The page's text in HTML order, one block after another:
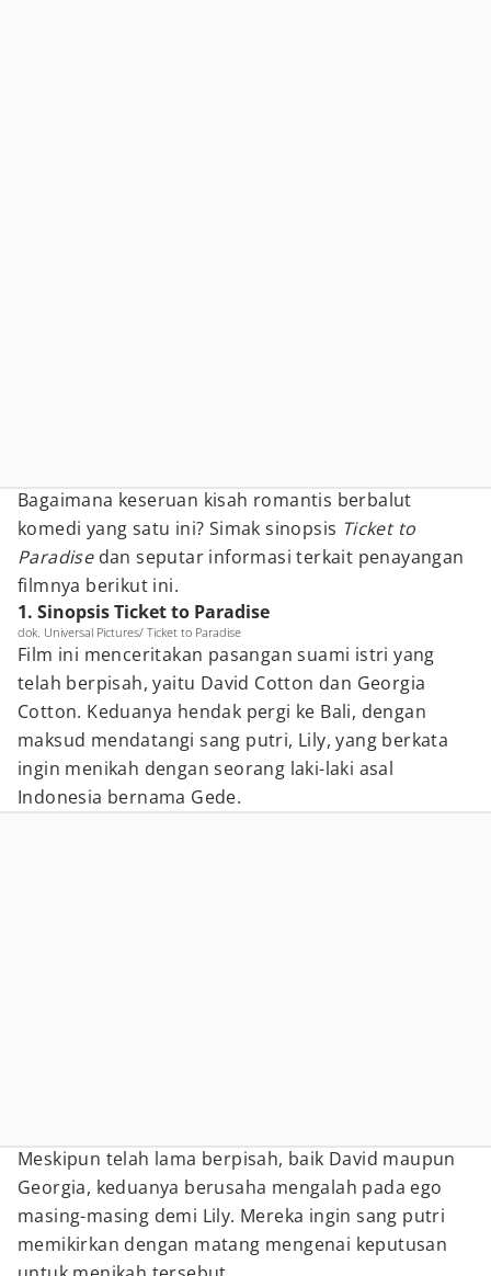
Bagaimana keseruan kisah romantis berbalut
komedi yang satu ini? Simak sinopsis Ticket to
Paradise dan seputar informasi terkait penayangan
filmnya berikut ini.
1. Sinopsis Ticket to Paradise
dok. Universal Pictures/ Ticket to Paradise
Film ini menceritakan pasangan suami istri yang
telah berpisah, yaitu David Cotton dan Georgia
Cotton. Keduanya hendak pergi ke Bali, dengan
maksud mendatangi sang putri, Lily, yang berkata
ingin menikah dengan seorang laki-laki asal
Indonesia bernama Gede.
Meskipun telah lama berpisah, baik David maupun
Georgia, keduanya berusaha mengalah pada ego
masing-masing demi Lily. Mereka ingin sang putri
memikirkan dengan matang mengenai keputusan